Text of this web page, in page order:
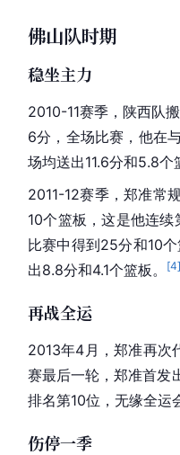
佛山队时期
稳坐主力
2010-11赛季，陕西队
6分，全场比赛，他在
场均送出11.6分和5.8个
2011-12赛季，郑准常
10个篮板，这是他连
比赛中得到25分和10
出8.8分和4.1个篮板。
[4
再战全运
2013年4月，郑准再次
赛最后一轮，郑准首发
排名第10位，无缘全运
伤停一季